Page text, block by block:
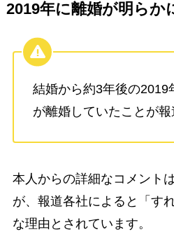
2019年に離婚が明らか
結婚から約3年後の2019
が離婚していたことが報
本人からの詳細なコメント
が、報道各社によると「す
な理由とされています。